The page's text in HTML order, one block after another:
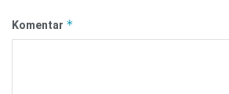
Komentar *